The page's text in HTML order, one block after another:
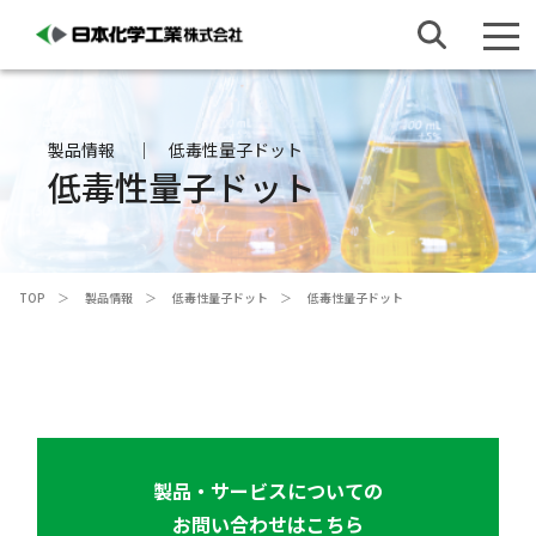
製品情報 低毒性量子ドット
低毒性量子ドット
TOP 製品情報 低毒性量子ドット 低毒性量子ドット
製品・サービスについての
お問い合わせはこちら